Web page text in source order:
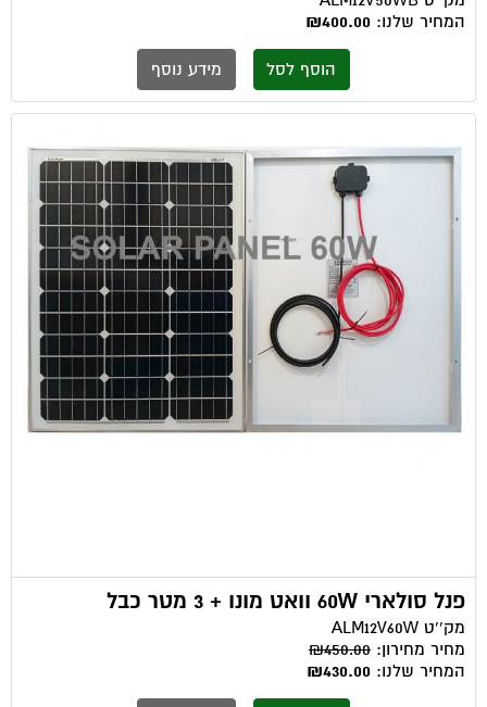
המחיר שלנו: ₪400.00
הוסף לסל מידע נוסף
פנל סולארי 60W וואט מונו + 3 מטר כבל
מק''ט ALM12V60W
מחיר מחירון: ₪450.00
המחיר שלנו: ₪430.00